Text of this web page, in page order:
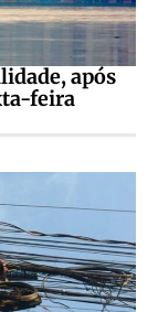
após
feira